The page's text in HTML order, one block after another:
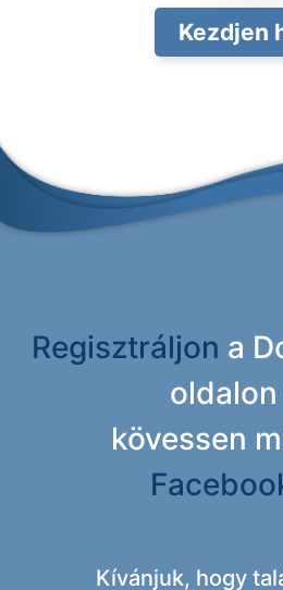
Kezdjen
Regisztráljon a
oldalon
kövessen
Kívánjuk, hogy